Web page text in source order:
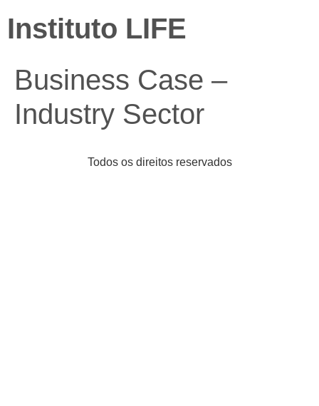
Instituto LIFE
Business Case –
Industry Sector
Todos os direitos reservados